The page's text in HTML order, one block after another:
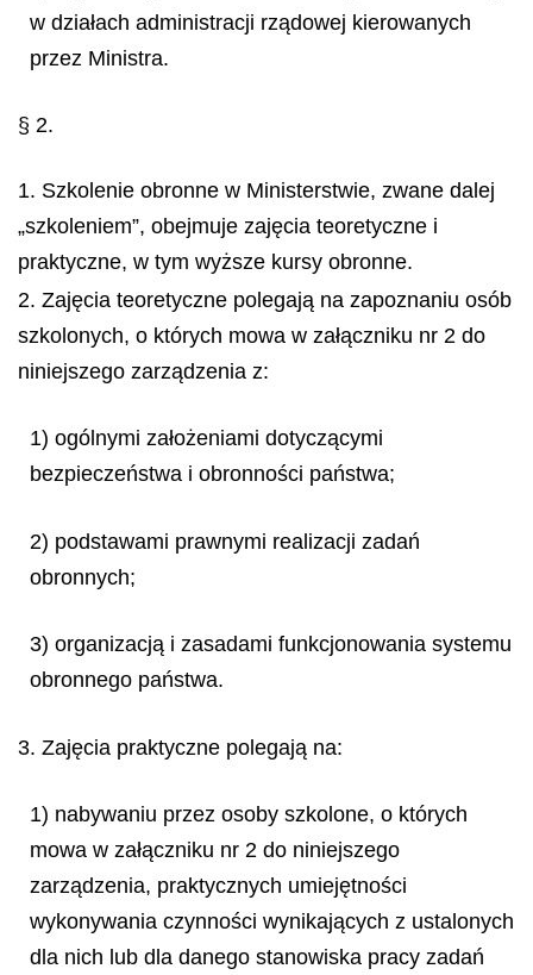
w działach administracji rządowej kierowanych
przez Ministra.
§ 2.
1. Szkolenie obronne w Ministerstwie, zwane dalej
„szkoleniem”, obejmuje zajęcia teoretyczne i
praktyczne, w tym wyższe kursy obronne.
2. Zajęcia teoretyczne polegają na zapoznaniu osób
szkolonych, o których mowa w załączniku nr 2 do
niniejszego zarządzenia z:
1) ogólnymi założeniami dotyczącymi
bezpieczeństwa i obronności państwa;
2) podstawami prawnymi realizacji zadań
obronnych;
3) organizacją i zasadami funkcjonowania systemu
obronnego państwa.
3. Zajęcia praktyczne polegają na:
1) nabywaniu przez osoby szkolone, o których
mowa w załączniku nr 2 do niniejszego
zarządzenia, praktycznych umiejętności
wykonywania czynności wynikających z ustalonych
dla nich lub dla danego stanowiska pracy zadań